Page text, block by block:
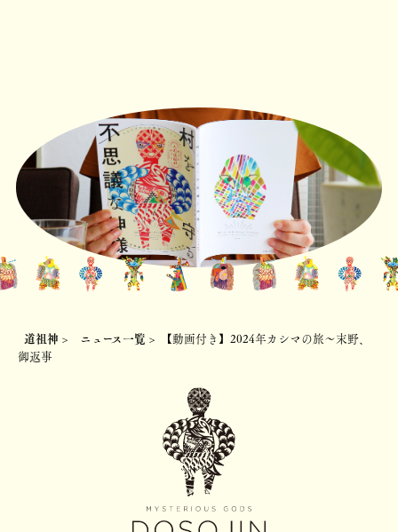
道祖神 > ニュース一覧 >
【動画付き】2024年カシマの旅～末野、
御返事